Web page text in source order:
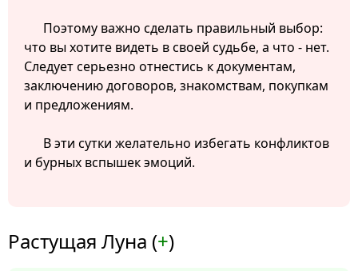
Поэтому важно сделать правильный выбор:
что вы хотите видеть в своей судьбе, а что - нет.
Следует серьезно отнестись к документам,
заключению договоров, знакомствам, покупкам
и предложениям.
В эти сутки желательно избегать конфликтов
и бурных вспышек эмоций.
Растущая Луна (+)